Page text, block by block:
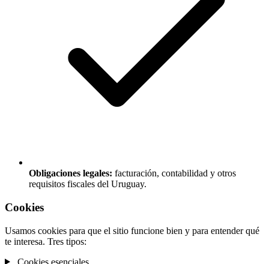
Obligaciones legales: facturación, contabilidad y otros
requisitos fiscales del Uruguay.
Cookies
Usamos cookies para que el sitio funcione bien y para entender qué
te interesa. Tres tipos:
Cookies esenciales